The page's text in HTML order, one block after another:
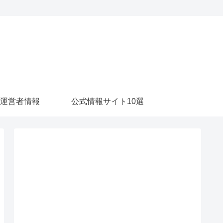
運営者情報 公式情報サイト10選